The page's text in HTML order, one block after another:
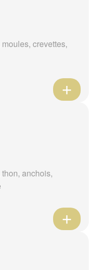
crevettes,
anchois,